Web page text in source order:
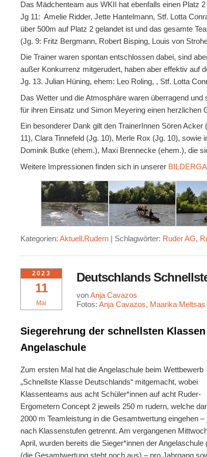
Das Mädchenteam aus WKII hat ebenfalls einen Platz
Jg 11: Amelie Ridder, Jette Hantelmann, Stf. Lotta
über 500m auf Platz 2 gelandet ist und das gesamte
(Jg. 9: Fritz Bergmann, Robert Bisping, Louis von
Die Trainer waren spontan entschlossen dabei, sind
außer Konkurrenz mitgerudert, haben aber effektiv auf
Jg. 13. Julian Hüning, ehem: Leo Roling, , Stf. Lotta
Das Wetter und die Atmosphäre waren überragend
für ihren Einsatz und Simon Meyering einen herzlichen
Ein besonderer Dank gilt den TrainerInnen Sören
11), Clara Tinnefeld (Jg. 10), Merle Rox (Jg. 10),
Dominik Butke (ehem.), Maxi Brennecke (ehem.), die
Weitere Impressionen finden sich in unserer
Kategorien: Aktuell,Rudern | Schlagwörter: Ruder AG,
11
Mai
2023 Deutschlands
vonAnja Cavazos
Fotos:Anja Cavazos, Maarika Meltsas
Siegerehrung der schnellsten
Angelaschule
Zum ersten Mal hat die Angelaschule beim Wettbewerb
„Schnellste Klasse Deutschlands“ mitgemacht, wobei
Klassenteams aus acht Schüler*innen auf acht Ruder-
Ergometern Concept 2 jeweils 250 m rudern, welche
2000 m Teamleistung in die Gesamtwertung eingehen –
nach Klassenstufen getrennt. Am vergangenen
April, wurden bereits die Sieger*innen der Angelaschule
(die Gesamtwertung steht noch aus) – pro Jahrgang